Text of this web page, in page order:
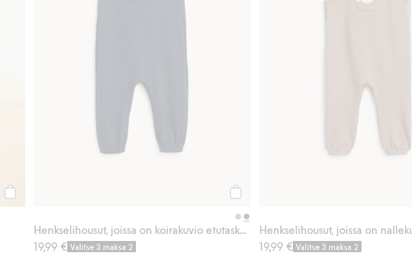
Osta
Henkselihousut, joissa on koirakuvio etutaskussa
19,99 € Valitse 3 maksa 2
19,99 € Valitse 3 maksa 2